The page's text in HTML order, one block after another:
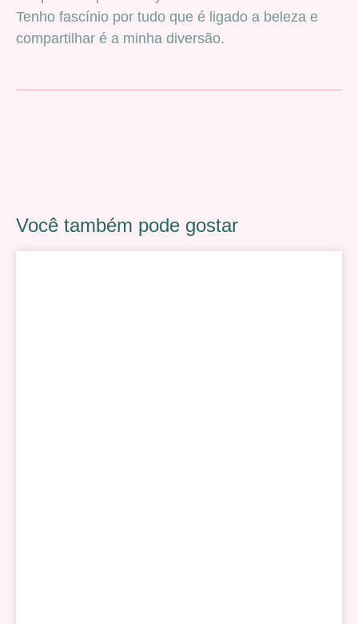
Tenho fascínio por tudo que é ligado a beleza e
compartilhar é a minha diversão.
Você também pode gostar